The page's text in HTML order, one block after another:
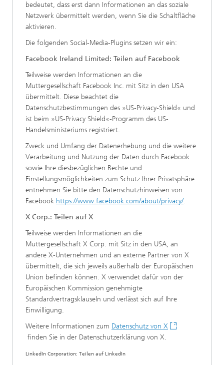
bedeutet, dass erst dann Informationen an das soziale
Netzwerk übermittelt werden, wenn Sie die Schaltfläche
aktivieren.
Die folgenden Social-Media-Plugins setzen wir ein:
Facebook Ireland Limited: Teilen auf Facebook
Teilweise werden Informationen an die
Muttergesellschaft Facebook Inc. mit Sitz in den USA
übermittelt. Diese beachtet die
Datenschutzbestimmungen des »US-Privacy-Shield« und
ist beim »US-Privacy Shield«-Programm des US-
Handelsministeriums registriert.
Zweck und Umfang der Datenerhebung und die weitere
Verarbeitung und Nutzung der Daten durch Facebook
sowie Ihre diesbezüglichen Rechte und
Einstellungsmöglichkeiten zum Schutz Ihrer Privatsphäre
entnehmen Sie bitte den Datenschutzhinweisen von
Facebook https://www.facebook.com/about/privacy/.
X Corp.: Teilen auf X
Teilweise werden Informationen an die
Muttergesellschaft X Corp. mit Sitz in den USA, an
andere X-Unternehmen und an externe Partner von X
übermittelt, die sich jeweils außerhalb der Europäischen
Union befinden können. X verwendet dafür von der
Europäischen Kommission genehmigte
Standardvertragsklauseln und verlässt sich auf Ihre
Einwilligung.
Weitere Informationen zum Datenschutz von X
finden Sie in der Datenschutzerklärung von X.
LinkedIn Corporation: Teilen auf LinkedIn